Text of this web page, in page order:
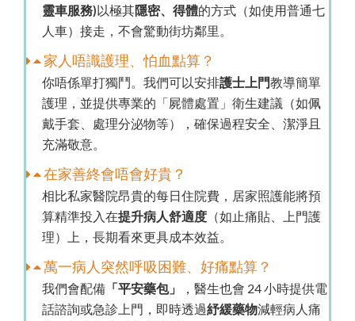
靈車服務)以極其隱密、得體的方式（如使用普通七
人車）接走，不會驚動街坊鄰里。
家人唔識護理、怕血點算？
你唔係單打獨鬥。我們可以安排護士上門教導簡單
護理，並提供專業的「屍體處置」衛生建議（如佩
戴手套、處理分泌物等），確保過程安全、潔淨且
充滿敬意。
在家善終會唔會好貴？
相比私家醫院昂貴的每日住院費，居家照護能將預
算精準投入在提升病人舒適度 （如止痛貼、上門護
理）上，長期看來更具成本效益。
萬一病人突然呼吸困難、好痛點算？
我們會配備 「平安藥包」
，醫生也會 24 小時提供電
話諮詢或急診上門，即時透過紓緩藥物減輕病人痛